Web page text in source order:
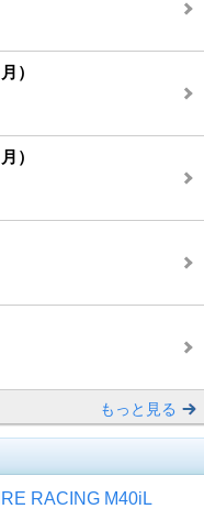
）
）
もっと見る
RACING M40iL